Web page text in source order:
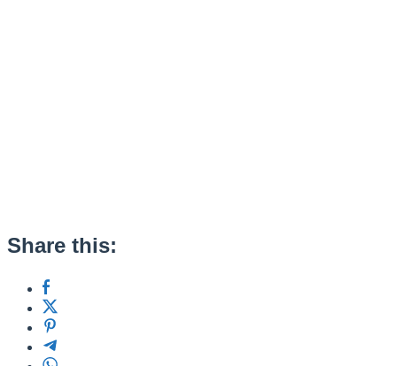
Share this: